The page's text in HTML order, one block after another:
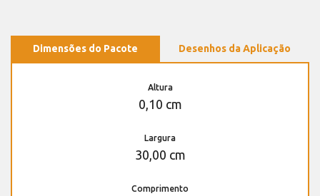
Dimensões do Pacote Desenhos da Aplicação
Altura
0,10 cm
Largura
30,00 cm
Comprimento